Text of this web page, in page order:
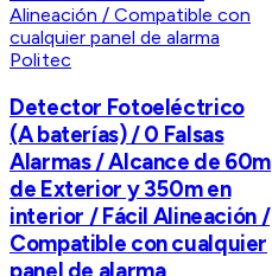
Politec
Detector Fotoeléctrico
(A baterías) / 0 Falsas
Alarmas / Alcance de 60m
de Exterior y 350m en
interior / Fácil Alineación /
Compatible con cualquier